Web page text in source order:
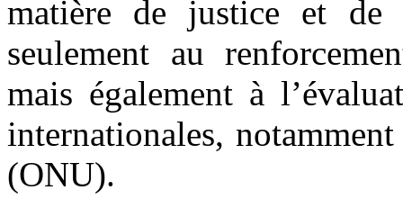
matière de justice et de
seulement au
mais également à
internationales,
(ONU).